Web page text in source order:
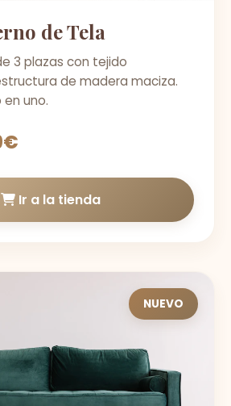
de Tela
3 plazas con tejido
de madera maciza.
uno.
Ir a la tienda
NUEVO